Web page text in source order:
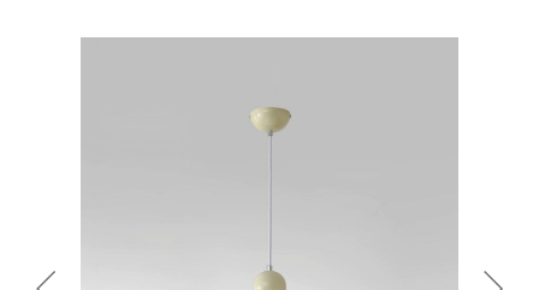
Бра и настенные светильники
Комплектующие